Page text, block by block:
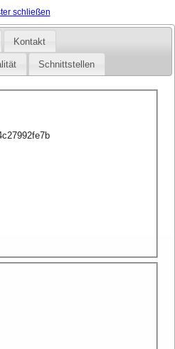
schließen
Kontakt
Schnittstellen